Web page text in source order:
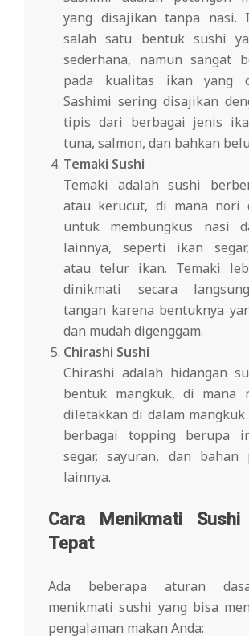
yang disajikan tanpa nasi.
salah satu bentuk sushi
sederhana, namun sangat
pada kualitas ikan yang
Sashimi sering disajikan
tipis dari berbagai jenis
tuna, salmon, dan bahkan
Temaki Sushi
Temaki adalah sushi
atau kerucut, di mana nori
untuk membungkus nasi
lainnya, seperti ikan
atau telur ikan. Temaki
dinikmati secara
tangan karena bentuknya
dan mudah digenggam.
Chirashi Sushi
Chirashi adalah hidangan
bentuk mangkuk, di mana
diletakkan di dalam mangkuk
berbagai topping berupa
segar, sayuran, dan bahan
lainnya.
Cara Menikmati Sushi
Tepat
Ada beberapa aturan
menikmati sushi yang bisa
pengalaman makan Anda: